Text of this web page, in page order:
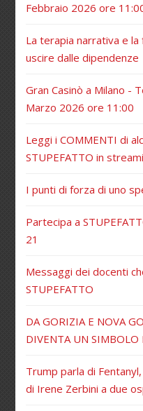
Febbraio 2026 ore
La terapia narrativa e
uscire dalle dipendenze
Gran Casinò a Milano -
Marzo 2026 ore 11:00
Leggi i COMMENTI di
STUPEFATTO in
I punti di forza di uno
Partecipa a
21
Messaggi dei docenti
STUPEFATTO
DA GORIZIA E NOVA
DIVENTA UN SIMBOLO
Trump parla di
di Irene Zerbini a due